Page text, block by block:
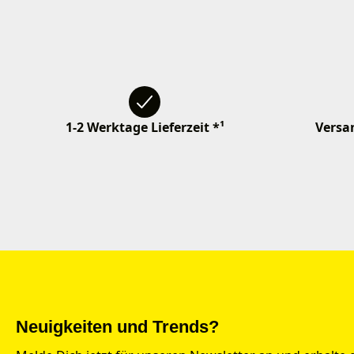
1-2 Werktage Lieferzeit *¹
Neuigkeiten und Trends?